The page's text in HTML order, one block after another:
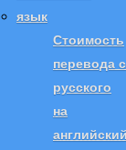
язык
Стоимость
перевода с
русского
на